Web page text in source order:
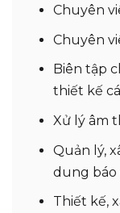
Chuyên
Chuyên
Biên tập
thiết kế
Xử lý âm
Quản lý,
dung báo
Thiết kế,